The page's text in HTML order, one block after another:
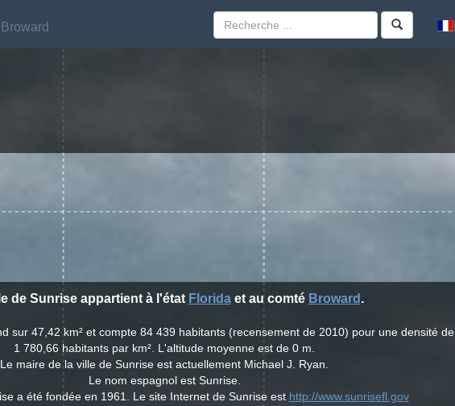
Broward
de Sunrise appartient à l'état Floridaet au comté Broward .
sur 47,42 km² et compte 84 439 habitants (recensement de 2010) pour une densité de
1 780,66 habitants par km². L'altitude moyenne est de 0 m.
Le maire de la ville de Sunrise est actuellement Michael J. Ryan.
Le nom espagnol est Sunrise.
a été fondée en 1961. Le site Internet de Sunrise est http://www.sunrisefl.gov
Broward